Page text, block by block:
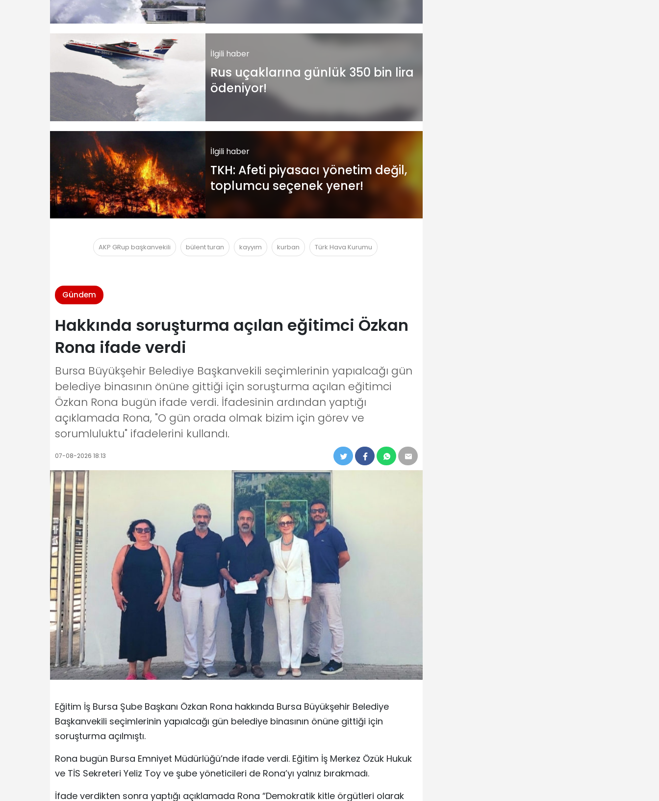
İlgili haber
Rus uçaklarına günlük 350 bin lira
ödeniyor!
İlgili haber
TKH: Afeti piyasacı yönetim değil,
toplumcu seçenek yener!
AKP GRup başkanvekili bülent turan kayyım kurban Türk Hava Kurumu
Gündem
Hakkında soruşturma açılan eğitimci Özkan
Rona ifade verdi
Bursa Büyükşehir Belediye Başkanvekili seçimlerinin yapıalcağı gün
belediye binasının önüne gittiği için soruşturma açılan eğitimci
Özkan Rona bugün ifade verdi. İfadesinin ardından yaptığı
açıklamada Rona, "O gün orada olmak bizim için görev ve
sorumluluktu" ifadelerini kullandı.
07-08-2026 18:13
Eğitim İş Bursa Şube Başkanı Özkan Rona hakkında Bursa Büyükşehir Belediye
Başkanvekili seçimlerinin yapıalcağı gün belediye binasının önüne gittiği için
soruşturma açılmıştı.
Rona bugün Bursa Emniyet Müdürlüğü’nde ifade verdi. Eğitim İş Merkez Özük Hukuk
ve TİS Sekreteri Yeliz Toy ve şube yöneticileri de Rona’yı yalnız bırakmadı.
İfade verdikten sonra yaptığı açıklamada Rona “Demokratik kitle örgütleri olarak